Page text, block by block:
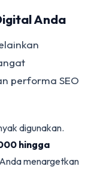
Anda
performa SEO
digunakan.
hingga
menargetkan